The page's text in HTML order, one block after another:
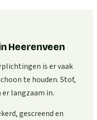
Heerenveen
is er vaak
te houden. Stof,
langzaam in.
gescreend en